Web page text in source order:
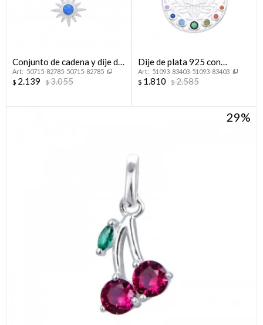
Conjunto de cadena y dije de
plata 925, SOL.
50715-82785-50715-82785
$ 2.139 $3.055
Dije de plata 925 con
circonias, FLOR DE LOTO.
51093-83403-51093-83403
$ 1.810 $2.585
29